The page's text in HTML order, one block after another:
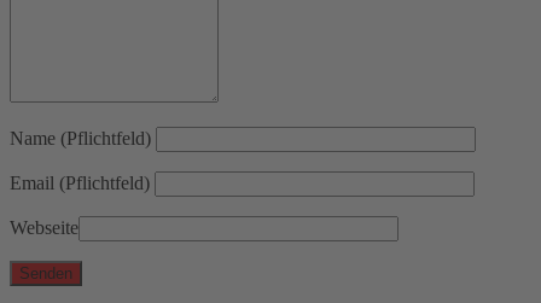
Name (Pflichtfeld)
Email (Pflichtfeld)
Webseite